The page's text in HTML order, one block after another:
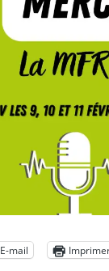
E-mail